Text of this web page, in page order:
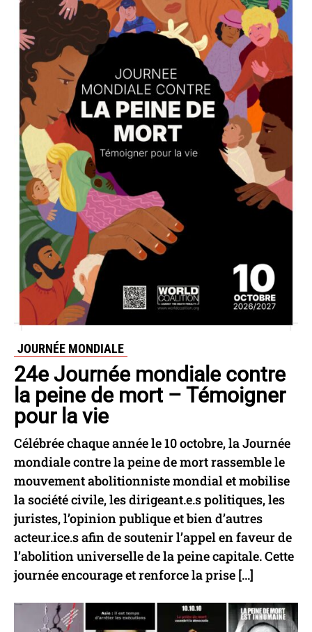
JOURNÉE MONDIALE
24e Journée mondiale contre
la peine de mort – Témoigner
pour la vie
Célébrée chaque année le 10 octobre, la Journée
mondiale contre la peine de mort rassemble le
mouvement abolitionniste mondial et mobilise
la société civile, les dirigeant.e.s politiques, les
juristes, l’opinion publique et bien d’autres
acteur.ice.s afin de soutenir l’appel en faveur de
l’abolition universelle de la peine capitale. Cette
journée encourage et renforce la prise […]